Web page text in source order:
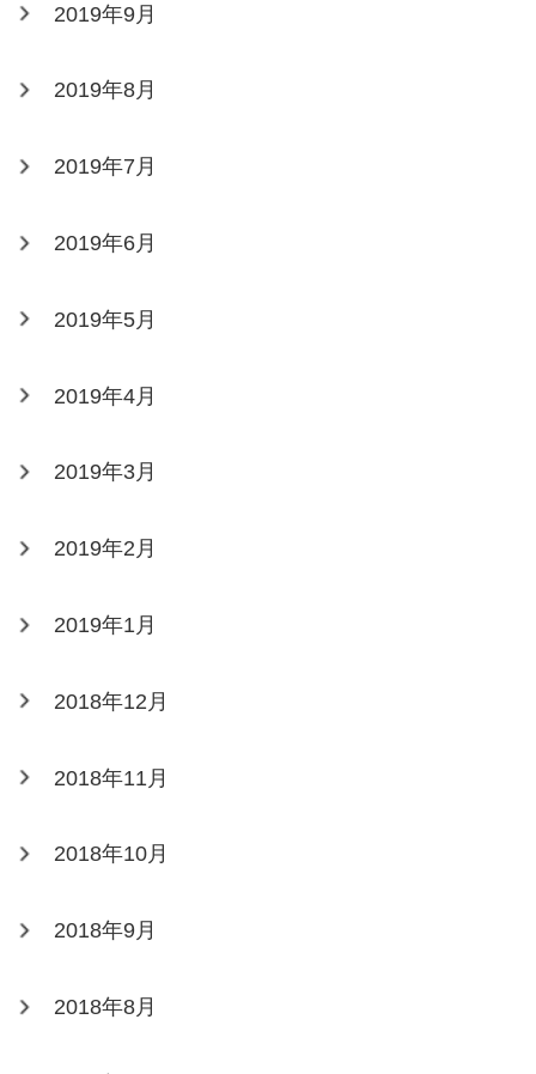
2019年9月
2019年8月
2019年7月
2019年6月
2019年5月
2019年4月
2019年3月
2019年2月
2019年1月
2018年12月
2018年11月
2018年10月
2018年9月
2018年8月